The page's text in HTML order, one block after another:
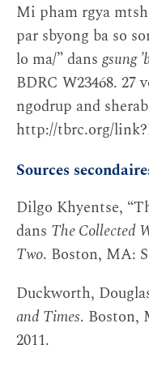
Mi pham rgya
par sbyong ba so
lo ma/” dansgsung
BDRC W23468. 27
ngodrup and
http://tbrc.org/
Sources
Dilgo Khyentse,
dans The Collected
Two. Boston, MA:
Duckworth,
and Times. Boston,
2011.